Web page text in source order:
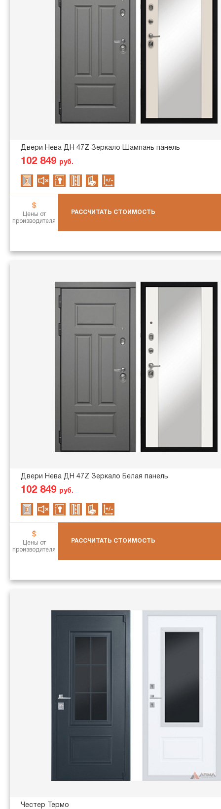
Двери Нева ДН 47Z Зеркало Шампань панель
102 849 руб.
Цены от
производителя
РАССЧИТАТЬ СТОИМОСТЬ
Двери Нева ДН 47Z Зеркало Белая панель
102 849 руб.
Цены от
производителя
РАССЧИТАТЬ СТОИМОСТЬ
Честер Термо